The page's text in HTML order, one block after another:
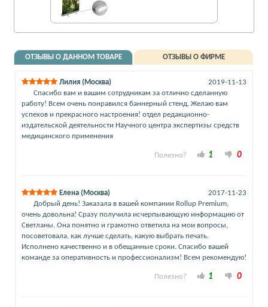
ОТЗЫВЫ О ДАННОМ ТОВАРЕ ОТЗЫВЫ О ФИРМЕ
Лилия (Москва)
2019-11-13
Спасибо вам и вашим сотрудникам за отлично сделанную
работу! Всем очень понравился баннерный стенд. Желаю вам
успехов и прекрасного настроения! отдел редакционно-
издательской деятельности Научного центра экспертизы средств
медицинского применения
Полезно? 1 0
Елена (Москва)
2017-11-23
Добрый день! Заказала в вашей компании Rollup Premium,
очень довольна! Сразу получила исчерпывающую информацию от
Светланы. Она понятно и грамотно ответила на мои вопросы,
посоветовала, как лучше сделать, какую выбрать печать.
Исполнено качественно и в обещанные сроки. Спасибо вашей
команде за оперативность и профессионализм! Всем рекомендую!
Полезно? 1 0